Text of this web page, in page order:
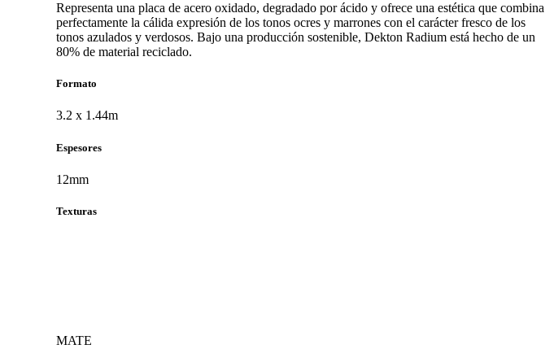
Representa una placa de acero oxidado, degradado por ácido y ofrece una estética que combina
perfectamente la cálida expresión de los tonos ocres y marrones con el carácter fresco de los
tonos azulados y verdosos. Bajo una producción sostenible, Dekton Radium está hecho de un
80% de material reciclado.
Formato
3.2 x 1.44m
Espesores
12mm
Texturas
MATE